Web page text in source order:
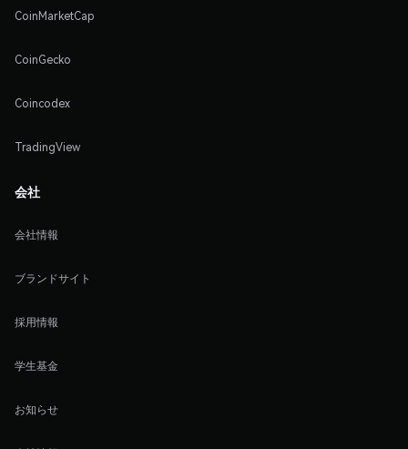
CoinMarketCap
CoinGecko
Coincodex
TradingView
会社
会社情報
ブランドサイト
採用情報
学生基金
お知らせ